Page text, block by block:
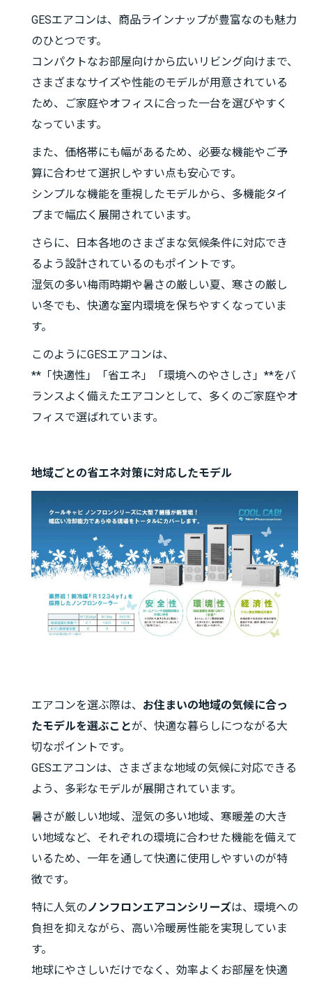
GESエアコンは、商品ラインナップが豊富なのも魅力
のひとつです。
コンパクトなお部屋向けから広いリビング向けまで、
さまざまなサイズや性能のモデルが用意されている
ため、ご家庭やオフィスに合った一台を選びやすく
なっています。
また、価格帯にも幅があるため、必要な機能やご予
算に合わせて選択しやすい点も安心です。
シンプルな機能を重視したモデルから、多機能タイ
プまで幅広く展開されています。
さらに、日本各地のさまざまな気候条件に対応でき
るよう設計されているのもポイントです。
湿気の多い梅雨時期や暑さの厳しい夏、寒さの厳し
い冬でも、快適な室内環境を保ちやすくなっていま
す。
このようにGESエアコンは、
**「快適性」「省エネ」「環境へのやさしさ」**をバ
ランスよく備えたエアコンとして、多くのご家庭やオ
フィスで選ばれています。
地域ごとの省エネ対策に対応したモデル
エアコンを選ぶ際は、 お住まいの地域の気候に合っ
たモデルを選ぶことが、快適な暮らしにつながる大
切なポイントです。
GESエアコンは、さまざまな地域の気候に対応できる
よう、多彩なモデルが展開されています。
暑さが厳しい地域、湿気の多い地域、寒暖差の大き
い地域など、それぞれの環境に合わせた機能を備えて
いるため、一年を通して快適に使用しやすいのが特
徴です。
特に人気のノンフロンエアコンシリーズは、環境への
負担を抑えながら、高い冷暖房性能を実現していま
す。
地球にやさしいだけでなく、効率よくお部屋を快適